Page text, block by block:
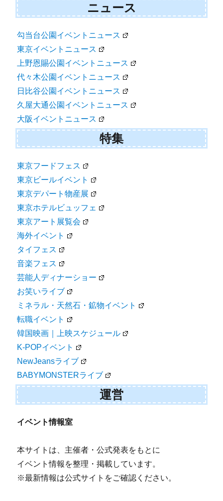
ニュース
勾当台公園イベントニュース
東京イベントニュース
上野恩賜公園イベントニュース
代々木公園イベントニュース
日比谷公園イベントニュース
久屋大通公園イベントニュース
大阪イベントニュース
特集
東京フードフェス
東京ビールイベント
東京デパート物産展
東京ホテルビュッフェ
東京アート展覧会
海外イベント
タイフェス
音楽フェス
芸能人ディナーショー
お笑いライブ
ミネラル・天然石・鉱物イベント
転職イベント
韓国映画｜上映スケジュール
K-POPイベント
NewJeansライブ
BABYMONSTERライブ
運営
イベント情報室
本サイトは、主催者・公式発表をもとに
イベント情報を整理・掲載しています。
※最新情報は公式サイトをご確認ください。